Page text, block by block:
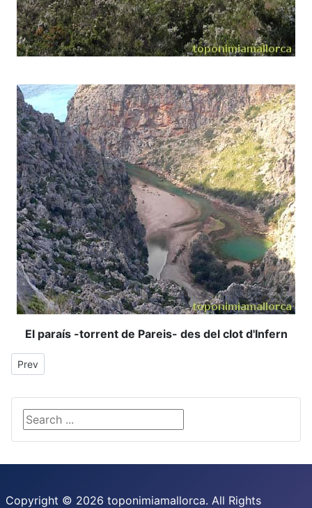
El paraís -torrent de Pareis- des del clot d'Infern
Previous article: Illetes
Prev
Search ...
Copyright © 2026 toponimiamallorca. All Rights